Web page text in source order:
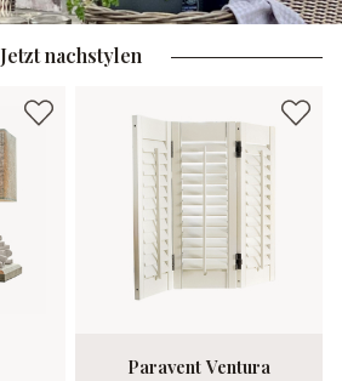
Jetzt nachstylen
Paravent Ventura